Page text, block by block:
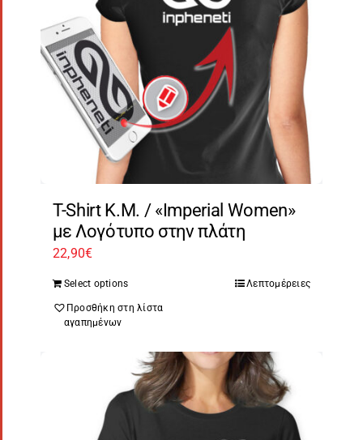
T-Shirt Κ.Μ. / «Imperial Women»
με Λογότυπο στην πλάτη
22,90€
Select options Λεπτομέρειες
Προσθήκη στη λίστα
αγαπημένων